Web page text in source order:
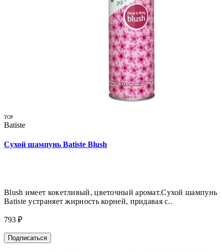
TOP
Batiste
Сухой шампунь Batiste Blush
Blush имеет кокетливый, цветочный аромат.Сухой шампунь
Batiste устраняет жирность корней, придавая с..
793 ₽
Подписаться